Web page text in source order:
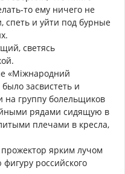
то ему ничего не
спеть и уйти под бурные
светясь
«Міжнародний
засвистеть и
на группу болельщиков
рядами сидящую в
плечами в кресла,
ярким лучом
российского